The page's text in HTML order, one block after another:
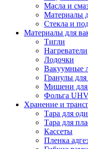
Масла и
Материалы
Стекла и
Материалы для
Тигли
Нагреватели
Лодочки
Вакуумные
Гранулы
Мишени для
Фольга
Хранение и
Тара для
Тара для
Кассеты
Пленка